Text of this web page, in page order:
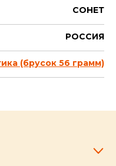
СОНЕТ
РОССИЯ
(брусок 56 грамм)